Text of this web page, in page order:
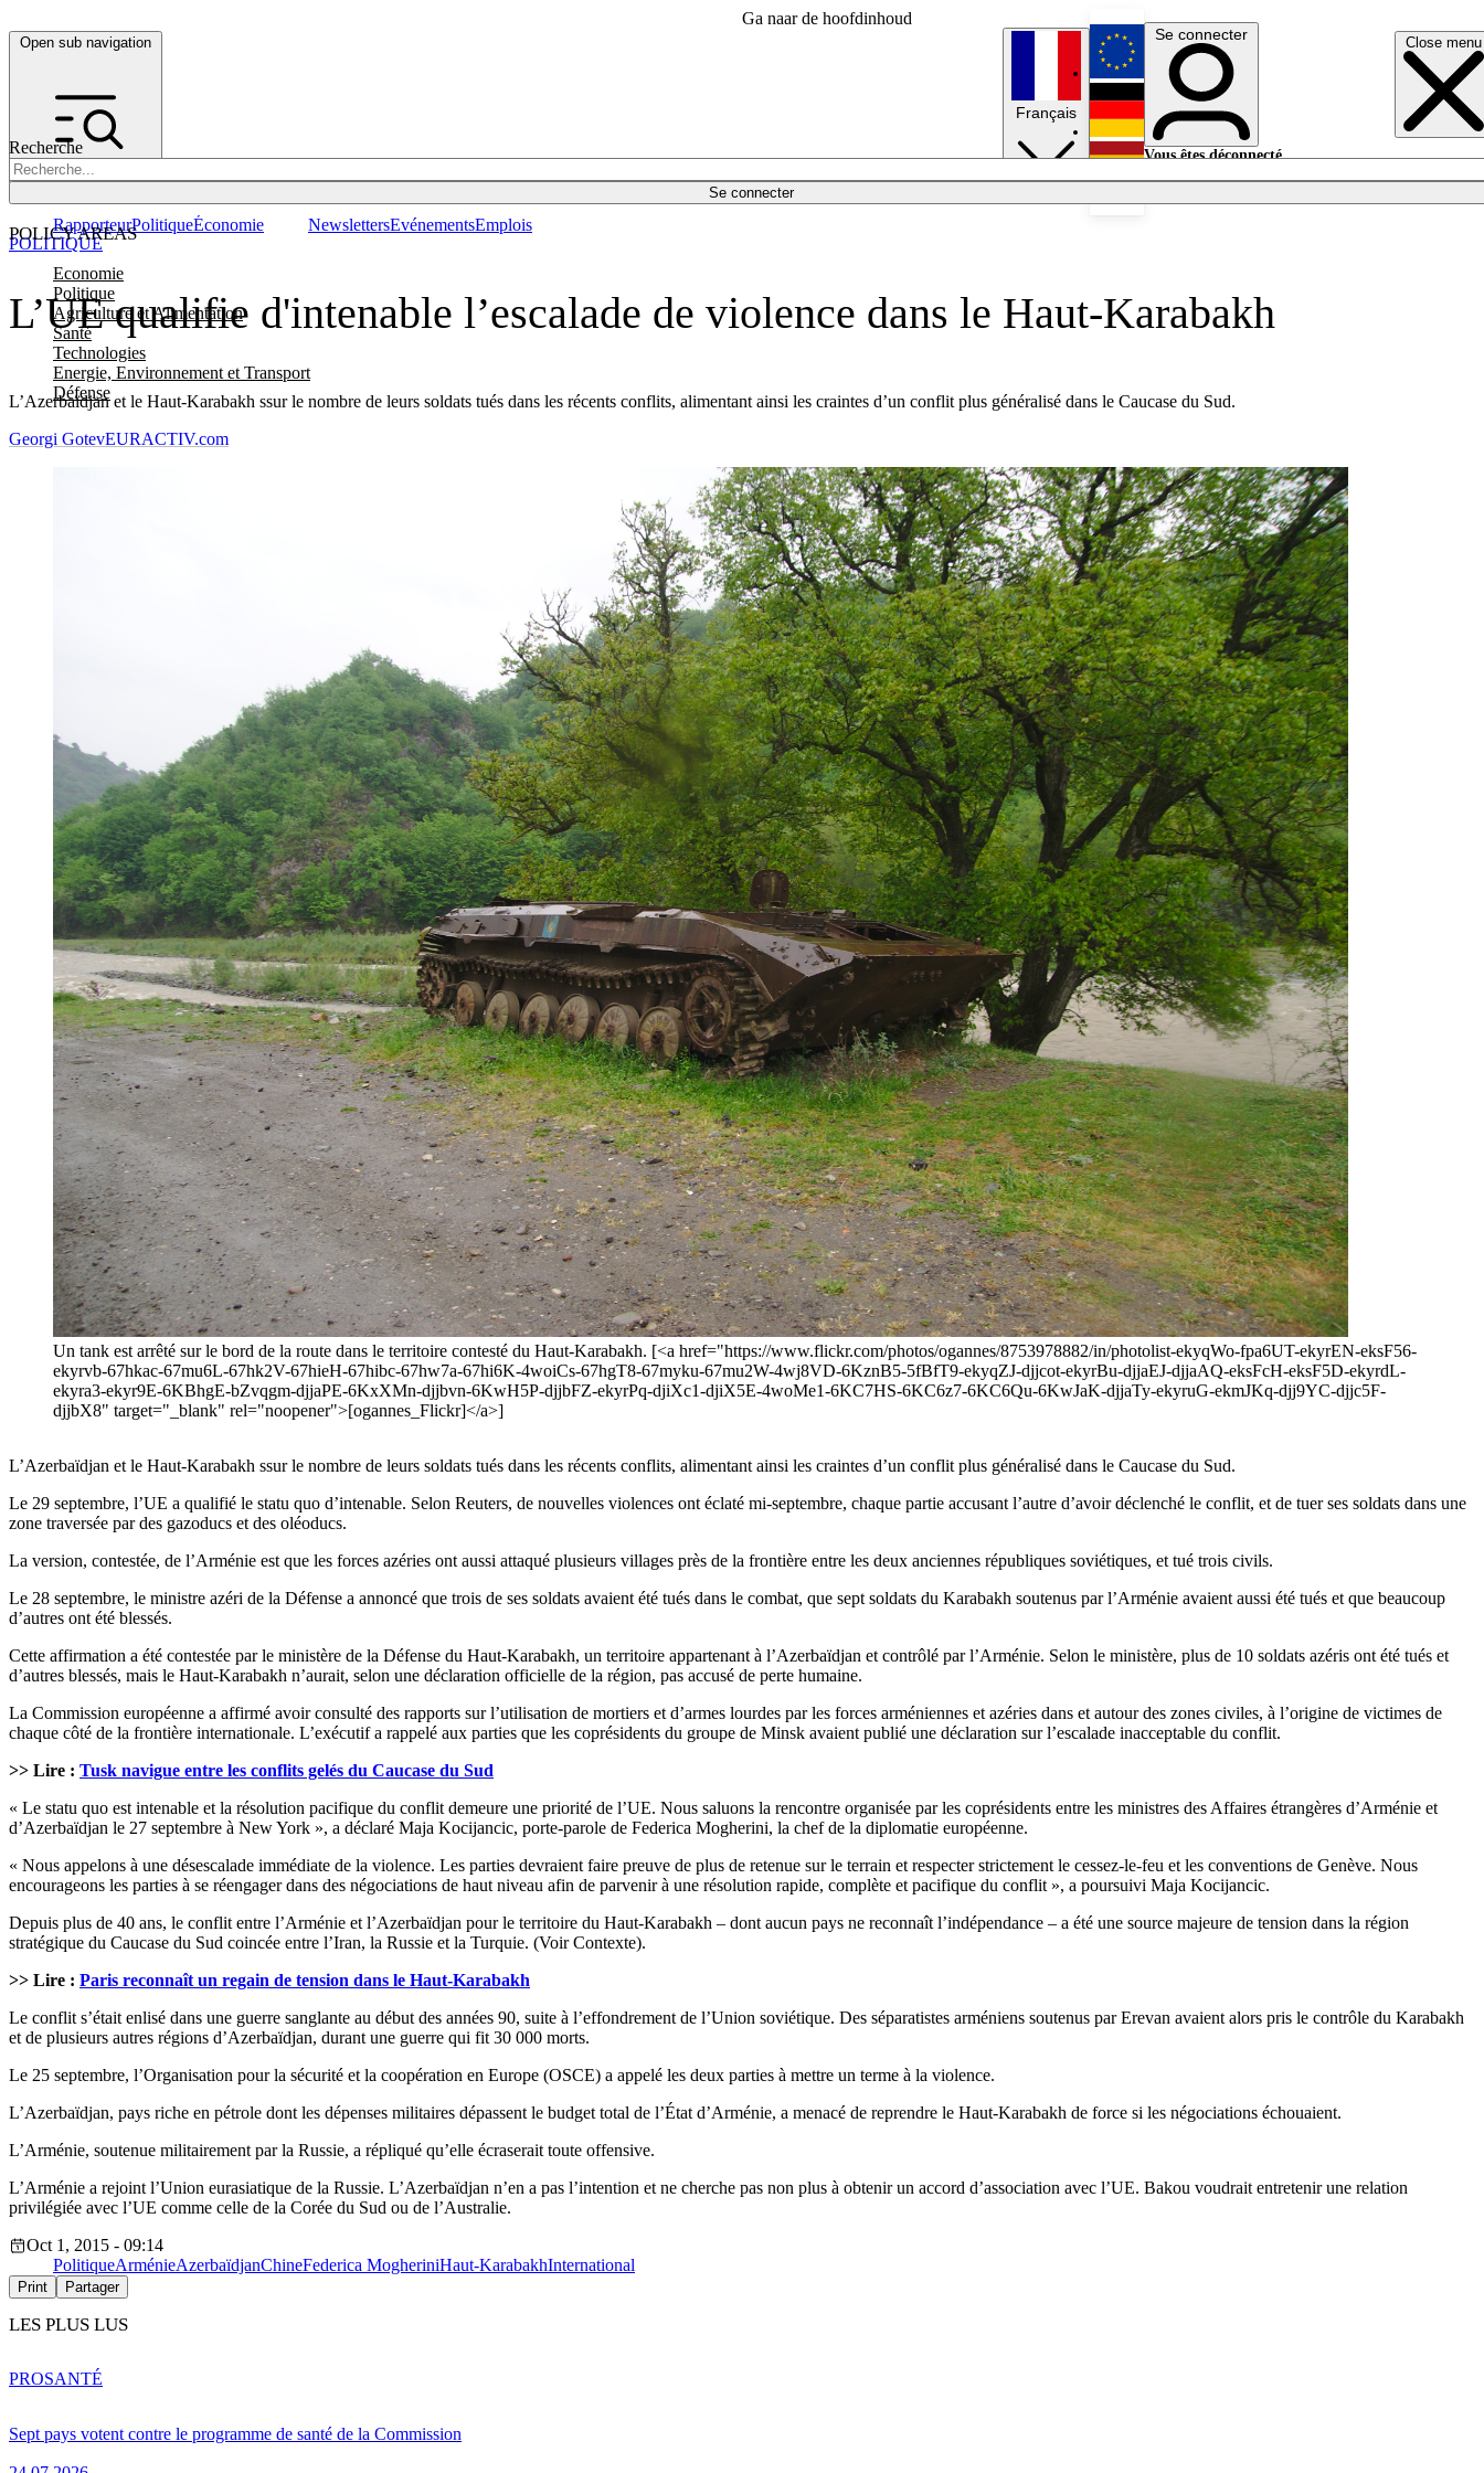
Ga naar de hoofdinhoud
Open sub navigation Close menu
Recherche
Se connecter
POLICY AREAS
Economie
Politique
Agriculture et Alimentation
Santé
Technologies
Energie, Environnement et Transport
Défense
RapporteurPolitiqueÉconomie NewslettersEvénementsEmplois
Français
English
Deutsch
Se connecter
Vous êtes déconnecté.
L’UE qualifie d'intenable l’escalade de violence dans le Haut-Karabakh
L’Azerbaïdjan et le Haut-Karabakh ssur le nombre de leurs soldats tués dans les récents conflits, alimentant ainsi les craintes d’un conflit plus généralisé dans le Caucase du Sud.
POLITIQUE
Georgi GotevEURACTIV.com
Un tank est arrêté sur le bord de la route dans le territoire contesté du Haut-Karabakh. [<a href="https://www.flickr.com/photos/ogannes/8753978882/in/photolist-ekyqWo-fpa6UT-ekyrEN-eksF56-
ekyrvb-67hkac-67mu6L-67hk2V-67hieH-67hibc-67hw7a-67hi6K-4woiCs-67hgT8-67myku-67mu2W-4wj8VD-6KznB5-5fBfT9-ekyqZJ-djjcot-ekyrBu-djjaEJ-djjaAQ-eksFcH-eksF5D-ekyrdL-
ekyra3-ekyr9E-6KBhgE-bZvqgm-djjaPE-6KxXMn-djjbvn-6KwH5P-djjbFZ-ekyrPq-djiXc1-djiX5E-4woMe1-6KC7HS-6KC6z7-6KC6Qu-6KwJaK-djjaTy-ekyruG-ekmJKq-djj9YC-djjc5F-
djjbX8" target="_blank" rel="noopener">[ogannes_Flickr]</a>]
L’Azerbaïdjan et le Haut-Karabakh ssur le nombre de leurs soldats tués dans les récents conflits, alimentant ainsi les craintes d’un conflit plus généralisé dans le Caucase du Sud.
Le 29 septembre, l’UE a qualifié le statu quo d’intenable. Selon Reuters, de nouvelles violences ont éclaté mi-septembre, chaque partie accusant l’autre d’avoir déclenché le conflit, et de tuer ses soldats dans une
zone traversée par des gazoducs et des oléoducs.
La version, contestée, de l’Arménie est que les forces azéries ont aussi attaqué plusieurs villages près de la frontière entre les deux anciennes républiques soviétiques, et tué trois civils.
Le 28 septembre, le ministre azéri de la Défense a annoncé que trois de ses soldats avaient été tués dans le combat, que sept soldats du Karabakh soutenus par l’Arménie avaient aussi été tués et que beaucoup
d’autres ont été blessés.
Cette affirmation a été contestée par le ministère de la Défense du Haut-Karabakh, un territoire appartenant à l’Azerbaïdjan et contrôlé par l’Arménie. Selon le ministère, plus de 10 soldats azéris ont été tués et
d’autres blessés, mais le Haut-Karabakh n’aurait, selon une déclaration officielle de la région, pas accusé de perte humaine.
La Commission européenne a affirmé avoir consulté des rapports sur l’utilisation de mortiers et d’armes lourdes par les forces arméniennes et azéries dans et autour des zones civiles, à l’origine de victimes de
chaque côté de la frontière internationale. L’exécutif a rappelé aux parties que les coprésidents du groupe de Minsk avaient publié une déclaration sur l’escalade inacceptable du conflit.
>> Lire : Tusk navigue entre les conflits gelés du Caucase du Sud
« Le statu quo est intenable et la résolution pacifique du conflit demeure une priorité de l’UE. Nous saluons la rencontre organisée par les coprésidents entre les ministres des Affaires étrangères d’Arménie et
d’Azerbaïdjan le 27 septembre à New York », a déclaré Maja Kocijancic, porte-parole de Federica Mogherini, la chef de la diplomatie européenne.
« Nous appelons à une désescalade immédiate de la violence. Les parties devraient faire preuve de plus de retenue sur le terrain et respecter strictement le cessez-le-feu et les conventions de Genève. Nous
encourageons les parties à se réengager dans des négociations de haut niveau afin de parvenir à une résolution rapide, complète et pacifique du conflit », a poursuivi Maja Kocijancic.
Depuis plus de 40 ans, le conflit entre l’Arménie et l’Azerbaïdjan pour le territoire du Haut-Karabakh – dont aucun pays ne reconnaît l’indépendance – a été une source majeure de tension dans la région
stratégique du Caucase du Sud coincée entre l’Iran, la Russie et la Turquie. (Voir Contexte).
>> Lire : Paris reconnaît un regain de tension dans le Haut-Karabakh
Le conflit s’était enlisé dans une guerre sanglante au début des années 90, suite à l’effondrement de l’Union soviétique. Des séparatistes arméniens soutenus par Erevan avaient alors pris le contrôle du Karabakh
et de plusieurs autres régions d’Azerbaïdjan, durant une guerre qui fit 30 000 morts.
Le 25 septembre, l’Organisation pour la sécurité et la coopération en Europe (OSCE) a appelé les deux parties à mettre un terme à la violence.
L’Azerbaïdjan, pays riche en pétrole dont les dépenses militaires dépassent le budget total de l’État d’Arménie, a menacé de reprendre le Haut-Karabakh de force si les négociations échouaient.
L’Arménie, soutenue militairement par la Russie, a répliqué qu’elle écraserait toute offensive.
L’Arménie a rejoint l’Union eurasiatique de la Russie. L’Azerbaïdjan n’en a pas l’intention et ne cherche pas non plus à obtenir un accord d’association avec l’UE. Bakou voudrait entretenir une relation
privilégiée avec l’UE comme celle de la Corée du Sud ou de l’Australie.
Oct 1, 2015 - 09:14
PolitiqueArménieAzerbaïdjanChineFederica MogheriniHaut-KarabakhInternational
Print Partager
LES PLUS LUS
Sept pays votent contre le programme de santé de la Commission
PROSANTÉ